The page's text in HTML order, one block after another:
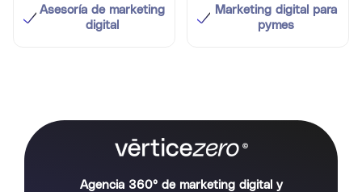
Asesoría de marketing
digital
Marketing digital para
pymes
Agencia 360° de marketing digital y